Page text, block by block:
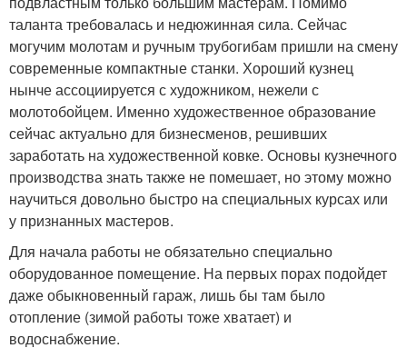
таланта требовалась и недюжинная сила. Сейчас
могучим молотам и ручным трубогибам пришли на смену
современные компактные станки. Хороший кузнец
нынче ассоциируется с художником, нежели с
молотобойцем. Именно художественное образование
сейчас актуально для бизнесменов, решивших
заработать на художественной ковке. Основы кузнечного
производства знать также не помешает, но этому можно
научиться довольно быстро на специальных курсах или
у признанных мастеров.
Для начала работы не обязательно специально
оборудованное помещение. На первых порах подойдет
даже обыкновенный гараж, лишь бы там было
отопление (зимой работы тоже хватает) и
водоснабжение.